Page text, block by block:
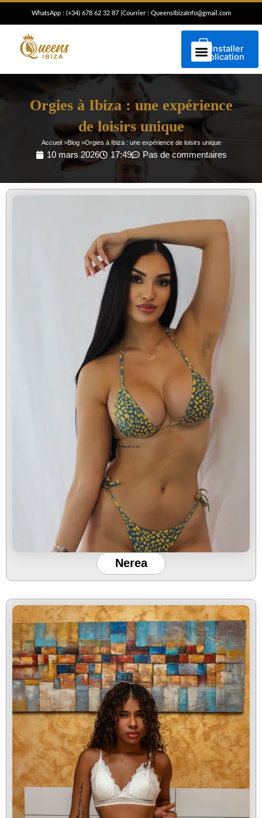
content
WhatsApp : (+34) 678 62 32 87| Courrier : QueensIbizaInfo@gmail.com
Installer
l'application
Orgies à Ibiza : une expérience
de loisirs unique
Accueil >Blog >Orgies à Ibiza : une expérience de loisirs unique
10 mars 2026 17:49 Pas de commentaires
Nerea